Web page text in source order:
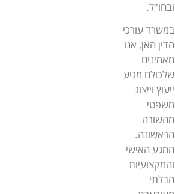
ובחו"ל.
במשרד עורכי
הדין האן, אנו
מאמינים
שלכולם מגיע
ייעוץ וייצוג
משפטי
מהשורה
הראשונה.
המגע האישי
והמקצועיות
הבלתי